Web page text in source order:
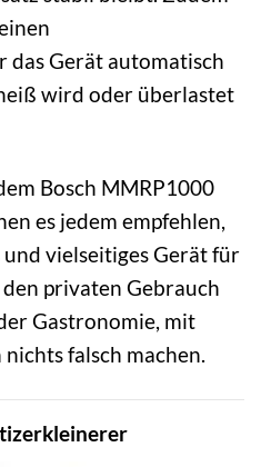
das Gerät automatisch
wird oder überlastet
Bosch MMRP1000
es jedem empfehlen,
vielseitiges Gerät für
privaten Gebrauch
Gastronomie, mit
falsch machen.